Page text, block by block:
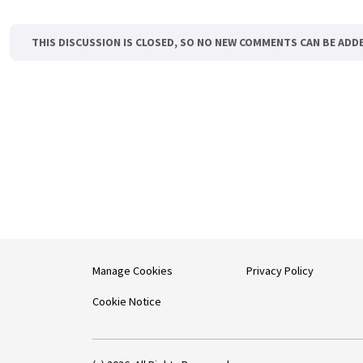
THIS DISCUSSION IS CLOSED, SO NO NEW COMMENTS CAN BE
Manage Cookies
Cookie Notice
Privacy Policy